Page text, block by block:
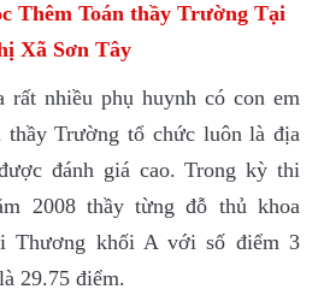
Thêm Toán thầy Trường Tại
Xã Sơn Tây
nhiều phụ huynh có con em
thầy Trường tổ chức luôn là địa
đánh giá cao. Trong kỳ thi
2008 thầy từng đỗ thủ khoa
Thương khối A với số điểm 3
29.75 điểm.